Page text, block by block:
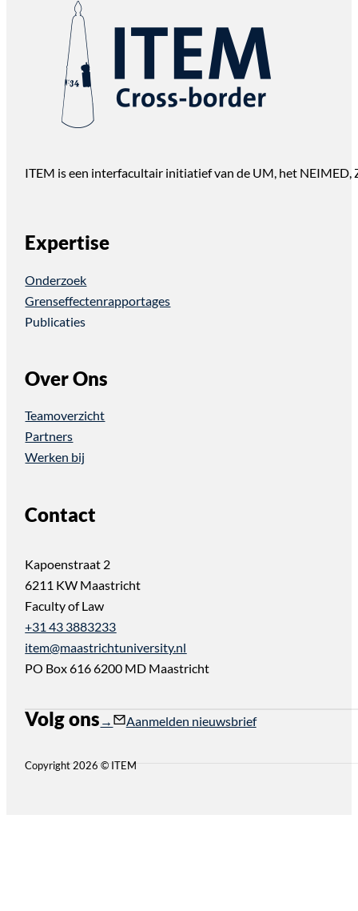
ITEM is een interfacultair initiatief van de UM, het NEIMED,
Expertise
Onderzoek
Grenseffectenrapportages
Publicaties
Over Ons
Teamoverzicht
Partners
Werken bij
Contact
Kapoenstraat 2
6211 KW Maastricht
Faculty of Law
+31 43 3883233
item@maastrichtuniversity.nl
PO Box 616 6200 MD Maastricht
Volg ons Follow us on Instagram
Follow us on YouTube
Aanmelden nieuwsbrief
Copyright 2026 © ITEM